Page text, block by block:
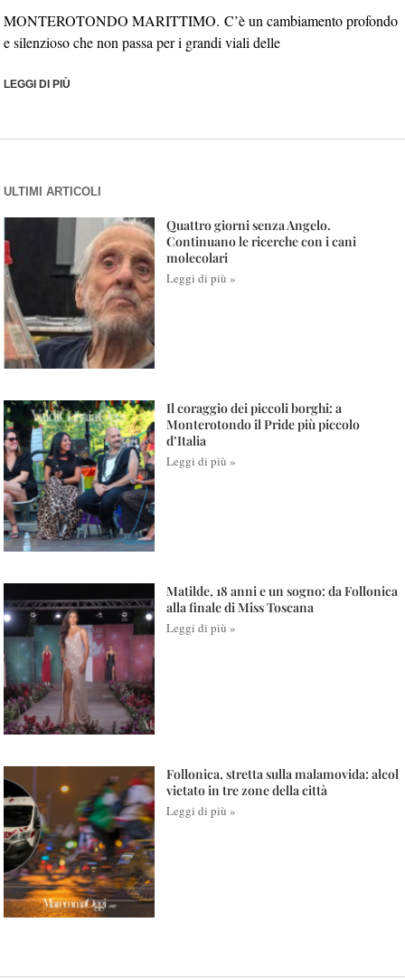
MONTEROTONDO MARITTIMO. C’è un cambiamento profondo
e silenzioso che non passa per i grandi viali delle
LEGGI DI PIÙ
ULTIMI ARTICOLI
Quattro giorni senza Angelo.
Continuano le ricerche con i cani
molecolari
Leggi di più »
Il coraggio dei piccoli borghi: a
Monterotondo il Pride più piccolo
d’Italia
Leggi di più »
Matilde, 18 anni e un sogno: da Follonica
alla finale di Miss Toscana
Leggi di più »
Follonica, stretta sulla malamovida: alcol
vietato in tre zone della città
Leggi di più »